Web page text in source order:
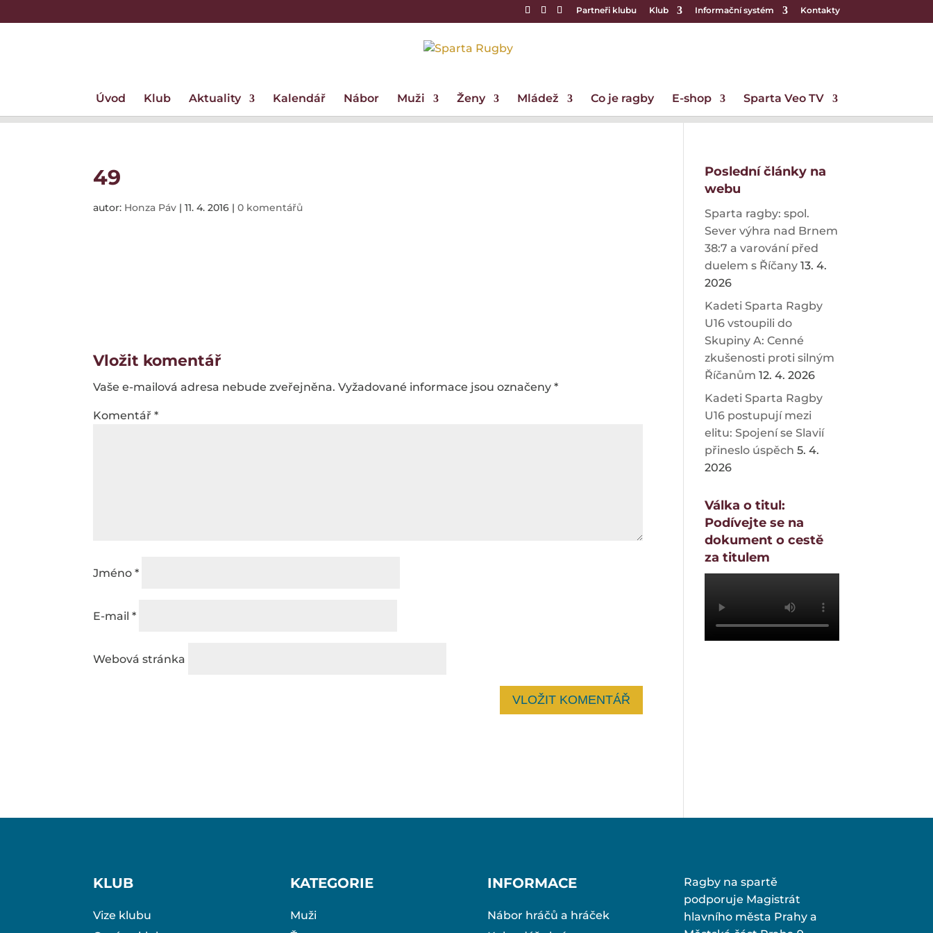
Partneři klubu Klub Informační systém Kontakty
Úvod Klub Aktuality Kalendář Nábor Muži Ženy Mládež Co je ragby E-shop Sparta Veo TV
49
autor: Honza Páv |11. 4. 2016 |0 komentářů
Vložit komentář
Vaše e-mailová adresa nebude zveřejněna. Vyžadované informace jsou označeny*
Komentář*
Jméno*
E-mail*
Webová stránka
Poslední články na
webu
Sparta ragby: spol.
Sever výhra nad Brnem
38:7 a varování před
duelem s Říčany 13. 4.
2026
Kadeti Sparta Ragby
U16 vstoupili do
Skupiny A: Cenné
zkušenosti proti silným
Říčanům 12. 4. 2026
Kadeti Sparta Ragby
U16 postupují mezi
elitu: Spojení se Slavií
přineslo úspěch 5. 4.
2026
Válka o titul:
Podívejte se na
dokument o cestě
za titulem
KLUB
Vize klubu
KATEGORIE
Muži
INFORMACE
Nábor hráčů a hráček
Ragby na spartě
podporuje Magistrát
hlavního města Prahy a